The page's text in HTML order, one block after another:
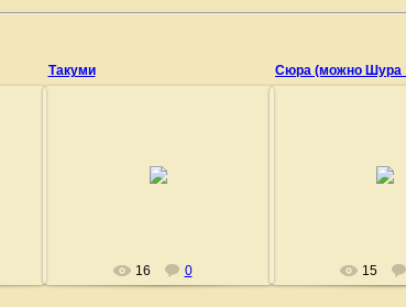
Такуми
16 0
Сюра (можно Шура
15